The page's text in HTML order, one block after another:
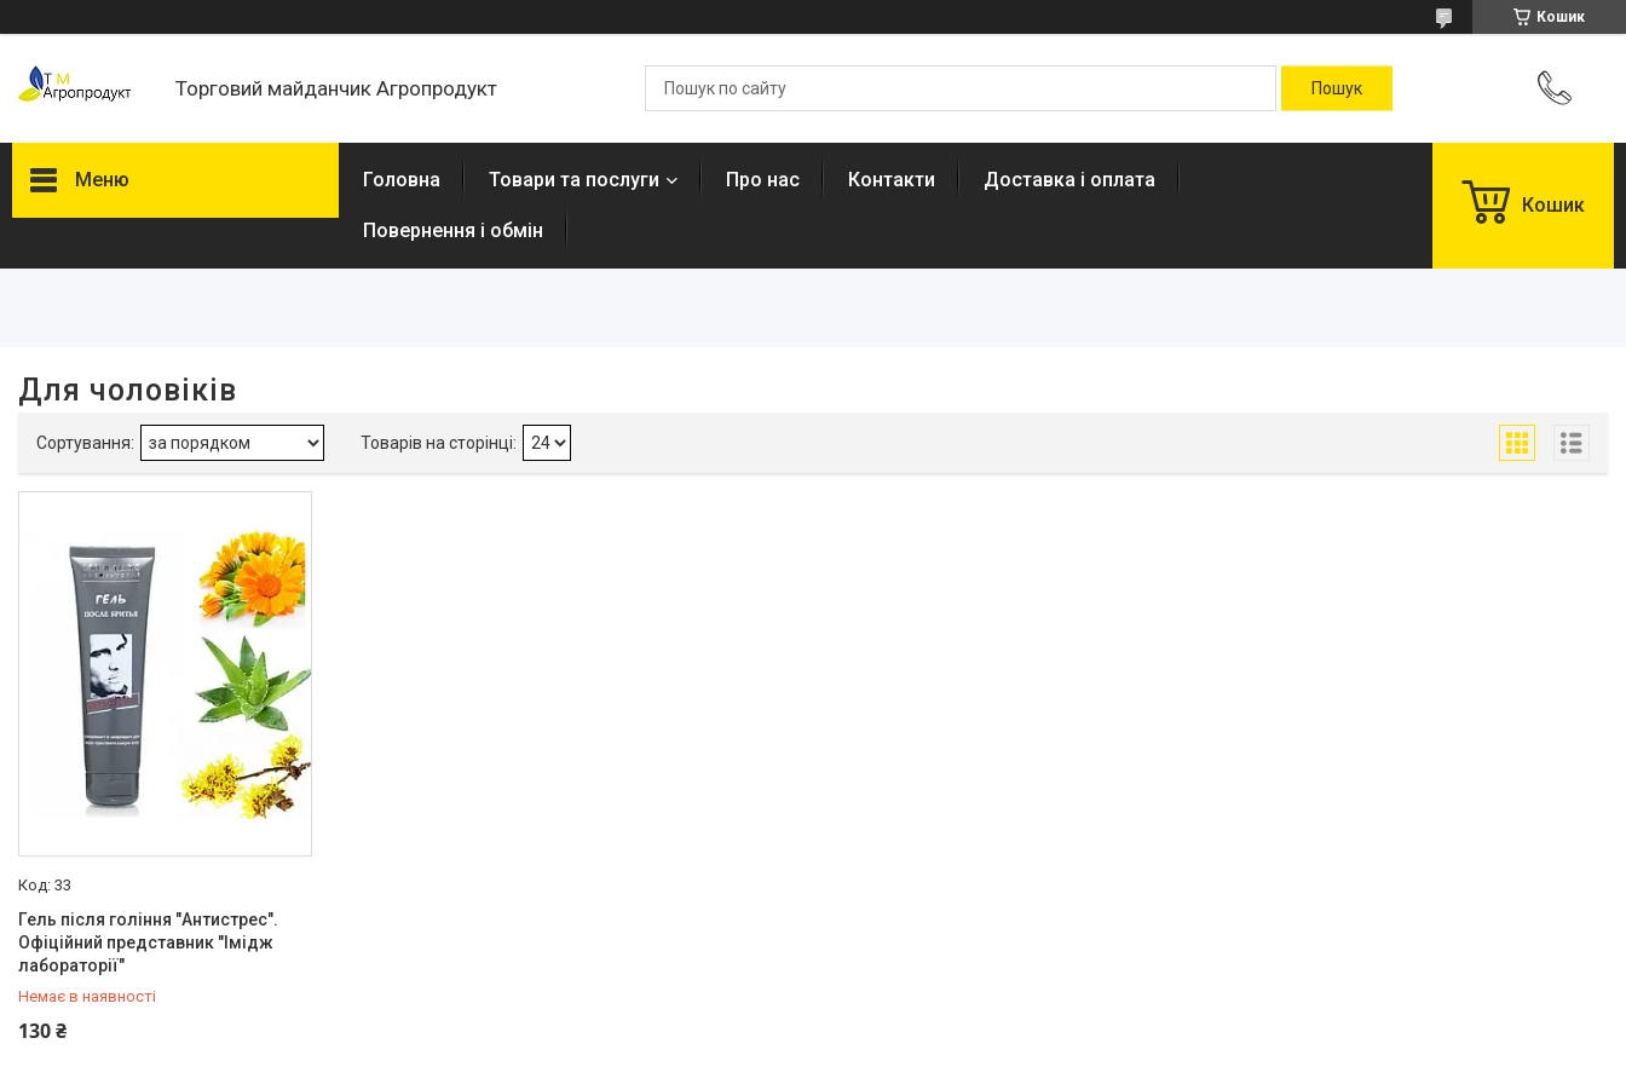
Кошик
Торговий майданчик Агропродукт
Меню
Імідж 1
Новини
Статті
Про нас
Відгуки
Поширені запитання
Доставка та оплата
Головна Товари та послуги Про нас Контакти Доставка і оплата
Повернення і обмін
Кошик
Для чоловіків
33
Гель після гоління "Антистрес".
Офіційний представник "Імідж
лабораторії"
Немає в наявності
130 ₴
+380 (50) 579-79-28